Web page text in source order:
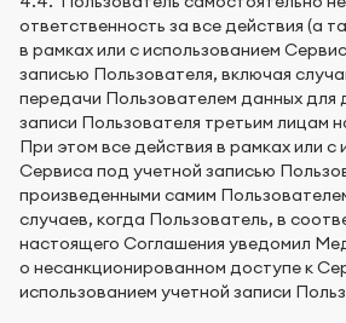
ответственность за все действия (а
в рамках или с использованием
записью Пользователя, включая
передачи Пользователем данных для
записи Пользователя третьим лицам
При этом все действия в рамках или с
Сервиса под учетной записью
произведенными самим
случаев, когда Пользователь, в
настоящего Соглашения уведомил
о несанкционированном доступе к
использованием учетной записи